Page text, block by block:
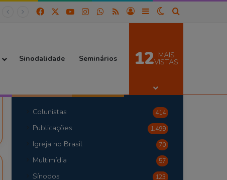
Facebook YouTubeInstagramWhatsApp
RSS Entrar Barra Lateral
Switch skin
Procurar por
Sinodalidade Seminários 12 MAIS
VISTAS
Colunistas 414
Publicações 1.499
Igreja no Brasil 70
Multimídia 57
Sínodos 123